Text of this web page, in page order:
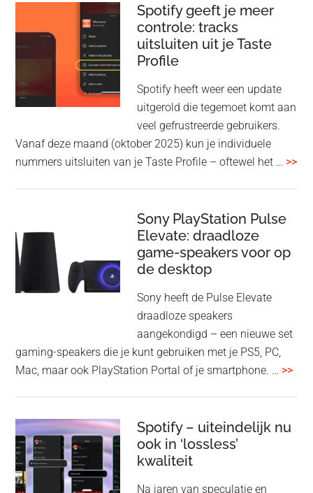
sharing
WF-
en
1000XM6
nieuwe
Spotify geeft je meer
controle: tracks
uitsluiten uit je Taste
Profile
Spotify heeft weer een update
uitgerold die tegemoet komt aan
veel gefrustreerde gebruikers.
Vanaf deze maand (oktober 2025) kun je individuele
nummers uitsluiten van je Taste Profile – oftewel het … >>
Sony PlayStation Pulse
Elevate: draadloze
game-speakers voor op
de desktop
Sony heeft de Pulse Elevate
draadloze speakers
aangekondigd – een nieuwe set
gaming-speakers die je kunt gebruiken met je PS5, PC,
Mac, maar ook PlayStation Portal of je smartphone. … >>
Spotify – uiteindelijk nu
ook in ‘lossless’
kwaliteit
Na jaren van speculatie en